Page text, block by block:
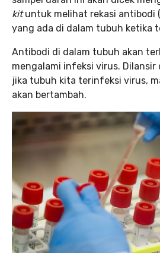
kituntuk melihat rekasi antibodi
yang ada di dalam tubuh ketika
Antibodi di dalam tubuh akan
mengalami infeksi virus. Dilansir
jika tubuh kita terinfeksi virus,
akan bertambah.